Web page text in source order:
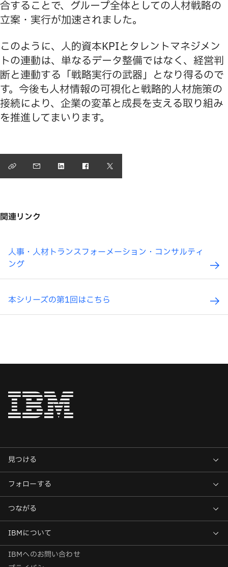
合することで、グループ全体としての人材戦略の
立案・実行が加速されました。
このように、人的資本KPIとタレントマネジメン
トの連動は、単なるデータ整備ではなく、経営判
断と連動する「戦略実行の武器」となり得るので
す。今後も人材情報の可視化と戦略的人材施策の
接続により、企業の変革と成長を支える取り組み
を推進してまいります。
関連リンク
人事・人材トランスフォーメーション・コンサルティ
ング
本シリーズの第1回はこちら
IBMへのお問い合わせ